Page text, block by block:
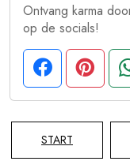
Ontvang karma
op de socials!
START